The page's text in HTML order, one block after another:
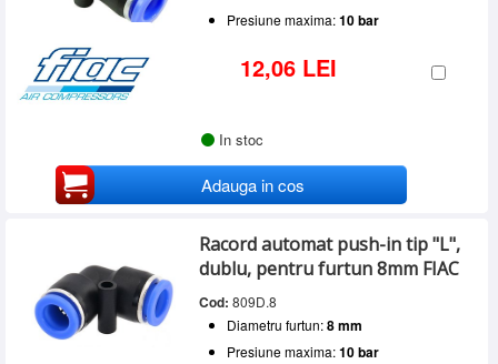
Presiune maxima:10 bar
12,06 LEI
In stoc
Adauga in cos
Racord automat push-in tip "L",
dublu, pentru furtun 8mm FIAC
Cod: 809D.8
Diametru furtun:8 mm
Presiune maxima:10 bar